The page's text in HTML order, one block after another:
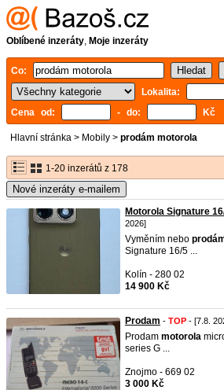
Oblíbené inzeráty, Moje inzeráty
Co:
Lokalita:
Cena od:
- do: Kč
Hlavní stránka > Mobily > prodám motorola
1-20 inzerátů z 178
Nové inzeráty e-mailem
Motorola Signature
2026]
Vyměním nebo
Signature 16/5 ...
Kolín - 280 02
14 900 Kč
Prodam - TOP - [7.8.
Prodam motorola
series G ...
Znojmo - 669 02
3 000 Kč